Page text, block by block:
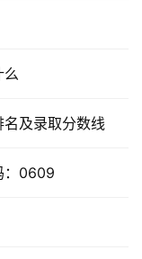
么
及录取分数线
：0609